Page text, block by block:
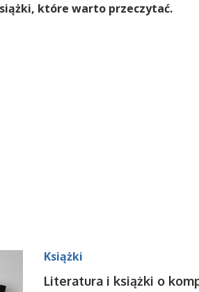
które warto przeczytać.
Książki
Literatura i książki o